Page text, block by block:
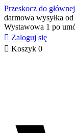
Przeskocz do
darmowa wysyłka
Wystawowa 1 po
 Zaloguj się
 Koszyk 0